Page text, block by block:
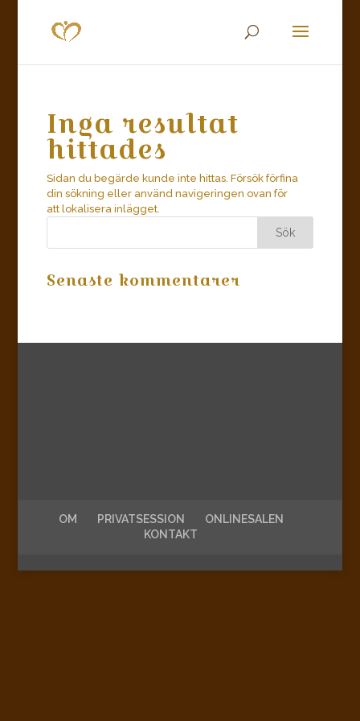
Inga resultat
hittades
Sidan du begärde kunde inte hittas. Försök förfina
din sökning eller använd navigeringen ovan för
att lokalisera inlägget.
Senaste kommentarer
OM PRIVATSESSION
ONLINESALEN
KONTAKT